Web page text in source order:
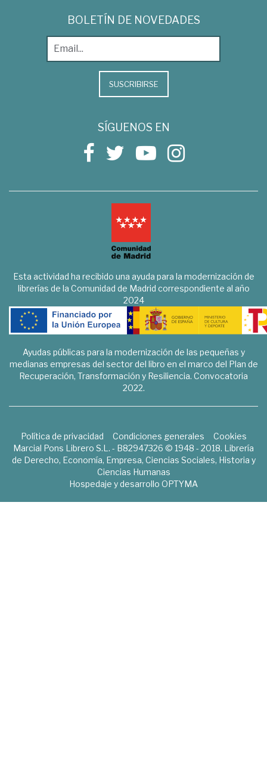
BOLETÍN DE NOVEDADES
SUSCRIBIRSE
SÍGUENOS EN
Esta actividad ha recibido una ayuda para la modernización de
librerías de la Comunidad de Madrid correspondiente al año
2024
Ayudas públicas para la modernización de las pequeñas y
medianas empresas del sector del libro en el marco del Plan de
Recuperación, Transformación y Resiliencia. Convocatoria
2022.
Política de privacidad Condiciones generales
Cookies
Marcial Pons Librero S.L. - B82947326 © 1948 - 2018. Librería
de Derecho, Economía, Empresa, Ciencias Sociales, Historia y
Ciencias Humanas
Hospedaje y desarrollo OPTYMA